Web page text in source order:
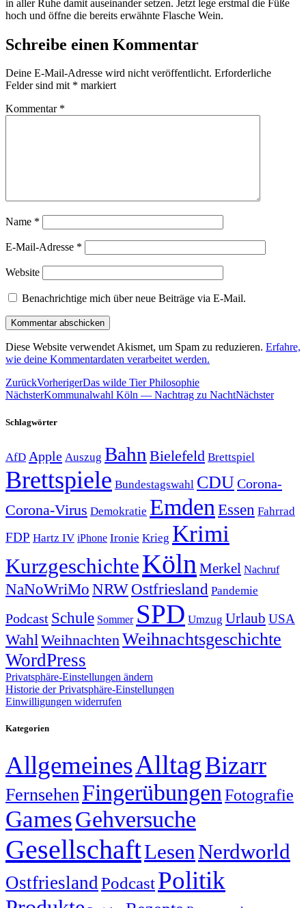
in aller Ruhe damit auseinander setzen. Jetzt lege erstmal die Füße
hoch und öffne die bereits erwähnte Flasche Wein.
Schreibe einen Kommentar
Deine E-Mail-Adresse wird nicht veröffentlicht. Erforderliche
Felder sind mit * markiert
Kommentar *
Name *
E-Mail-Adresse *
Website
Benachrichtige mich über neue Beiträge via E-Mail.
Diese Website verwendet Akismet, um Spam zu reduzieren. Erfahre,
wie deine Kommentardaten verarbeitet werden.
ZurückVorherigerDas wilde Tier Philosophie
NächsterKommunalwahl Köln — Nachtrag zu NachtNächster
Schlagwörter
AfD Apple Auszug Bahn Bielefeld Brettspiel
Brettspiele Bundestagswahl CDUCorona-
Corona-Virus Demokratie Emden Essen Fahrrad
FDP Hartz IV iPhone Ironie Krieg Krimi
KurzgeschichteKöln Merkel Nachruf
NaNoWriMo NRWOstfriesland Pandemie
Podcast Schule Sommer SPD Umzug Urlaub USA
Wahl Weihnachten Weihnachtsgeschichte
WordPress
Privatsphäre-Einstellungen ändern
Historie der Privatsphäre-Einstellungen
Einwilligungen widerrufen
Kategorien
AllgemeinesAlltagBizarr
FernsehenFingerübungen Fotografie
GamesGehversuche
GesellschaftLesenNerdworld
OstfrieslandPodcastPolitik